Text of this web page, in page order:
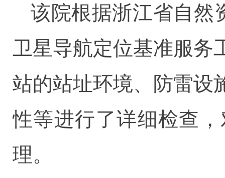
该院根据浙江省自然
卫星导航定位基准服务
站的站址环境、防雷设
性等进行了详细检查
理。